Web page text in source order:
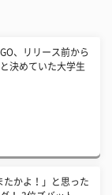
、リリース前から
決めていた大学生
たかよ！」と思った